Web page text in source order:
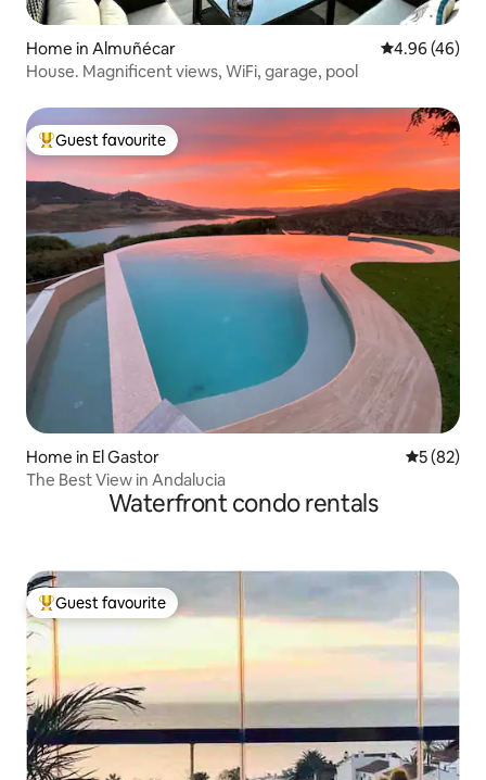
Home in Almuñécar 4.96 out of 5
4.96 (46)
House. Magnificent views, WiFi, garage, pool
Top guest favourite
Guest favourite
Home in El Gastor 5 out of 5
5 (82)
The Best View in Andalucia
Waterfront condo rentals
Top guest favourite
Guest favourite